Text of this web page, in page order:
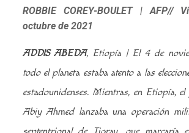
ROBBIE COREY-BOULET | AFP//
octubre de 2021
ADDIS ABEDA, Etiopía | El 4 de
todo el planeta estaba atento a las
estadounidenses. Mientras, en Etiopía,
Abiy Ahmed lanzaba una operación